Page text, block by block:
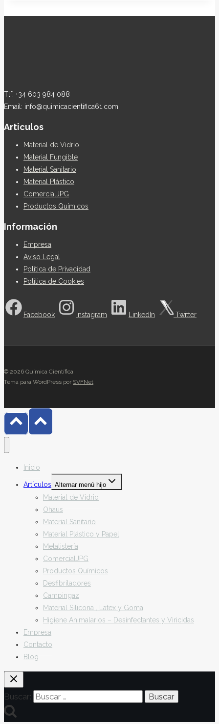
Tlf: +34 603 984 088
Email: info@quimicacientifica61.com
Articulos
Material de Vidrio
Material Fungible
Material Sanitario
Material Plástico
ComercialJPG
Productos Químicos
Información
Empresa
Aviso Legal
Política de Privacidad
Política de Cookies
Facebook Instagram LinkedIn Twitter
© 2026 Química Científica
Tema para WordPress por SVFNet
Inicio
Artículos Alternar menú hijo
Material de Vidrio
Ohaus
Material Sanitario
Material Plástico y Papel
Metalistería
ComercialJPG
Productos Químicos
Desfibriladores
Campingaz
Material Silicona , Latex y Goma
Higiene Animalarios – Desinfectantes y Viricidas
Empresa
Contacto
Blog
Buscar: